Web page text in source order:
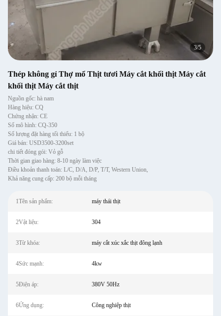
3/5
Thép không gỉ Thợ mổ Thịt tươi Máy cắt khối thịt Máy cắt
khối thịt Máy cắt thịt
Nguồn gốc: hà nam
Hàng hiệu: CQ
Chứng nhận: CE
Số mô hình: CQ-350
Số lượng đặt hàng tối thiểu: 1 bộ
Giá bán: USD3500-3200set
chi tiết đóng gói: Vỏ gỗ
Thời gian giao hàng: 8-10 ngày làm việc
Điều khoản thanh toán: L/C, D/A, D/P, T/T, Western Union,
Khả năng cung cấp: 200 bộ mỗi tháng
1Tên sản phẩm: máy thái thịt
2Vật liệu: 304
3Từ khóa: máy cắt xúc xắc thịt đông lạnh
4Sức mạnh: 4kw
5Điện áp: 380V 50Hz
6Ứng dụng: Công nghiệp thịt